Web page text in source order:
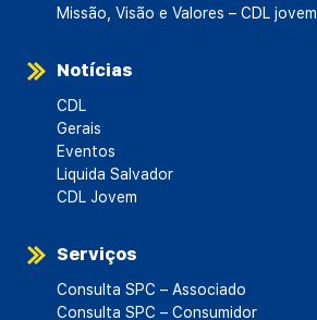
Missão, Visão e Valores – CDL jovem
Notícias
CDL
Gerais
Eventos
Liquida Salvador
CDL Jovem
Serviços
Consulta SPC – Associado
Consulta SPC – Consumidor